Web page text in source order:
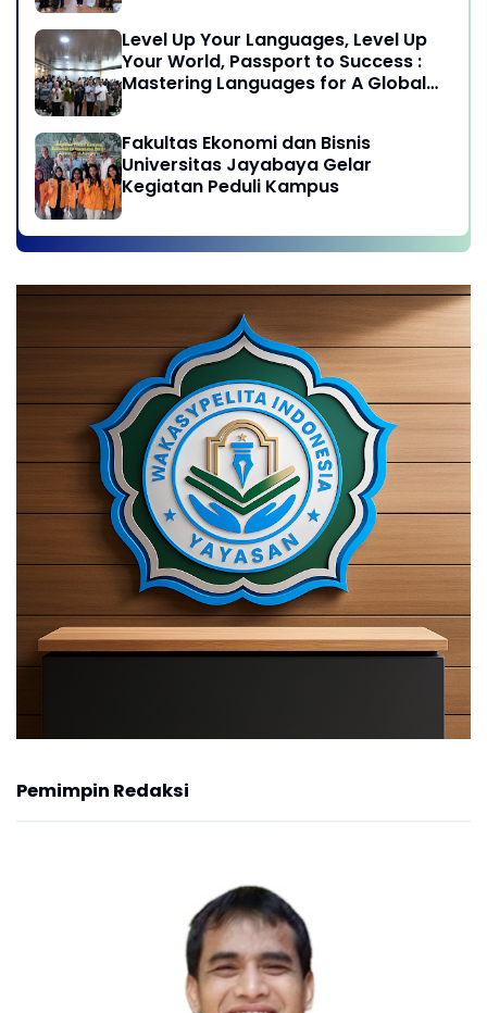
Level Up Your Languages, Level Up
Your World, Passport to Success :
Mastering Languages for A Global
Fakultas Ekonomi dan Bisnis
Universitas Jayabaya Gelar
Kegiatan Peduli Kampus
Pemimpin Redaksi